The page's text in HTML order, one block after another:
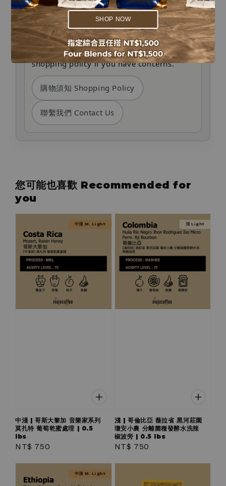
SHOP NOW
bottom right corner of our website.
We will never contact you by phone or
SMS to request payment changes. Please
contact customer service or refer to our
shopping policy if you have concerns.
購物須知 Shopping Policy
聯繫我們 Contact Us
您可能也喜歡 Recommended for
you
中淺 M. Light
中淺 | 哥斯大黎加 音樂家系列
莫扎特 葡萄乾蜜處理 | 0.5
lbs
Regular
NT$ 750
淺 Light
淺 | 哥倫比亞 薇拉省 黑河莊園
瓊安小農 分離菌種發酵水洗辣
椒波旁 | 0.5 lbs
Regular
NT$ 750
中淺 M. Light